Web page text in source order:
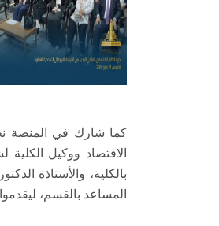
​كما شارك في المنصة
الاقتصاد ووكيل الكلية
بالكلية، والأستاذة
المساعد بالقسم،